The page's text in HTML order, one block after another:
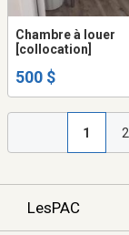
Chambre à louer
[collocation]
500 $
1 2
LesPAC